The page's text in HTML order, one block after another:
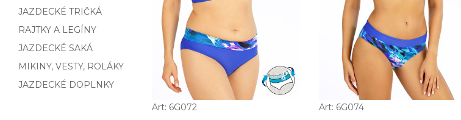
JAZDECKÉ TRIČKÁ
RAJTKY A LEGÍNY
JAZDECKÉ SAKÁ
MIKINY, VESTY, ROLÁKY
JAZDECKÉ DOPLNKY
Art: 6G072 Art: 6G074